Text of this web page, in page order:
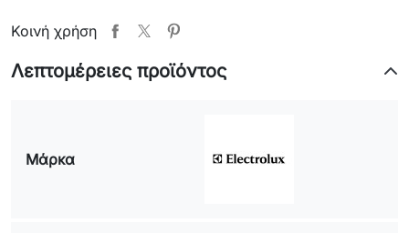
Κοινή χρήση
Λεπτομέρειες προϊόντος
Μάρκα